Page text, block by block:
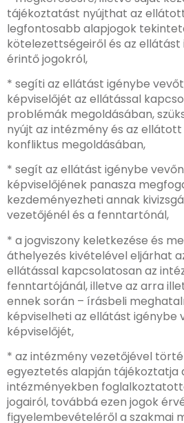
tájékoztatást nyújthat az
legfontosabb alapjogok
kötelezettségeiről és az
érintő jogokról,
* segíti az ellátást igénybe
képviselőjét az ellátással
problémák megoldásában,
nyújt az intézmény és az
konfliktus megoldásában,
* segít az ellátást igénybe
képviselőjének panasza
kezdeményezheti annak
vezetőjénél és a fenntartónál,
* a jogviszony keletkezése és
áthelyezés kivételével eljárhat
ellátással kapcsolatosan az
fenntartójánál, illetve az arra
ennek során – írásbeli
képviselheti az ellátást igénybe
képviselőjét,
* az intézmény vezetőjével
egyeztetés alapján tájékoztatja
intézményekben
jogairól, továbbá ezen jogok
figyelembevételéről a szakmai